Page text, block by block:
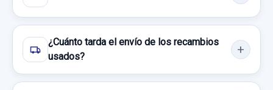
CHEVROLET CAPTIVA 2.0 VCDI LT
Garantía 1 año
Ref:533199 OEM:25937971
Consultar por whatsapp
¿Cuánto tarda el envío de los recambios
usados?